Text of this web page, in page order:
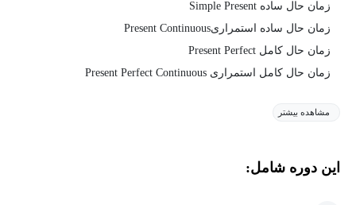
زمان حال ساده Simple Present
زمان حال ساده استمراریPresent Continuous
زمان حال کامل Present Perfect
زمان حال کامل استمراری Present Perfect Continuous
مشاهده بیشتر
این دوره شامل: